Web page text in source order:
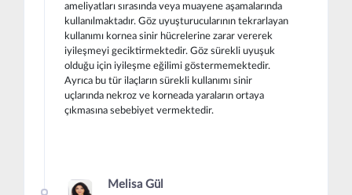
ameliyatları sırasında veya muayene aşamalarında
kullanılmaktadır. Göz uyuşturucularının tekrarlayan
kullanımı kornea sinir hücrelerine zarar vererek
iyileşmeyi geciktirmektedir. Göz sürekli uyuşuk
olduğu için iyileşme eğilimi göstermemektedir.
Ayrıca bu tür ilaçların sürekli kullanımı sinir
uçlarında nekroz ve korneada yaraların ortaya
çıkmasına sebebiyet vermektedir.
Melisa Gül